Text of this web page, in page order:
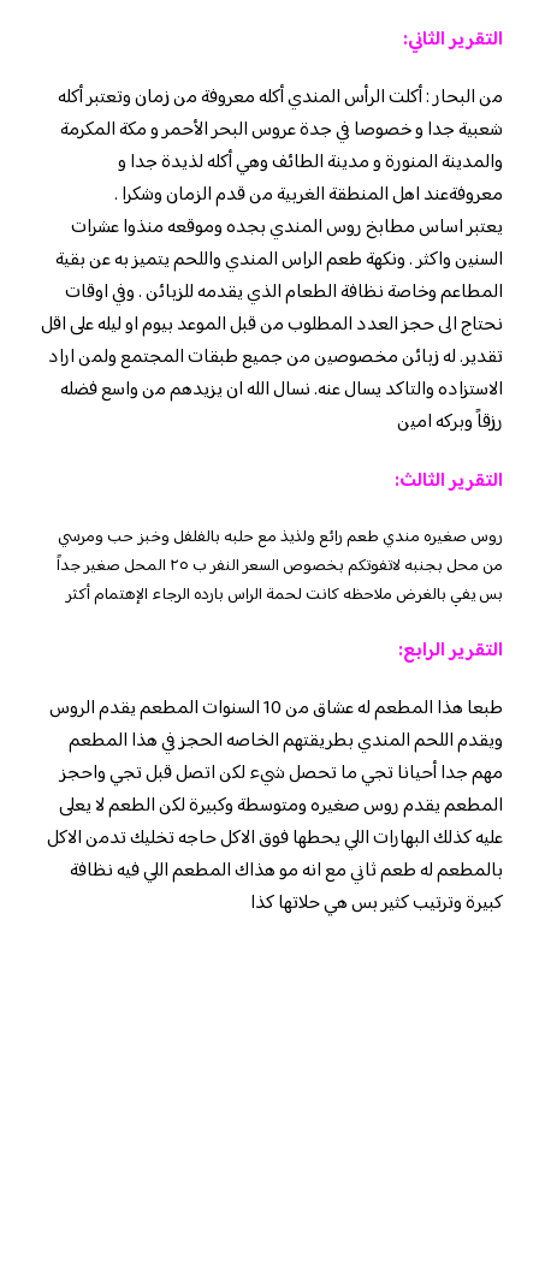
التقرير الثاني:
من البحار : أكلت الرأس المندي أكله معروفة من زمان وتعتبر أكله
شعبية جدا و خصوصا في جدة عروس البحر الأحمر و مكة المكرمة
والمدينة المنورة و مدينة الطائف وهي أكله لذيدة جدا و
معروفةعند اهل المنطقة الغربية من قدم الزمان وشكرا .
يعتبر اساس مطابخ روس المندي بجده وموقعه منذوا عشرات
السنين واكثر . ونكهة طعم الراس المندي واللحم يتميز به عن بقية
المطاعم وخاصة نظافة الطعام الذي يقدمه للزبائن . وفي اوقات
نحتاج الى حجز العدد المطلوب من قبل الموعد بيوم او ليله على اقل
تقدير. له زبائن مخصوصين من جميع طبقات المجتمع ولمن اراد
الاستزاده والتاكد يسال عنه. نسال الله ان يزيدهم من واسع فضله
رزقاً وبركه امين
التقرير الثالث:
روس صغيره مندي طعم رائع ولذيذ مع حلبه بالفلفل وخبز حب ومرسي
من محل بجنبه لاتفوتكم بخصوص السعر النفر ب ٢٥ المحل صغير جداً
بس يفي بالغرض ملاحظه كانت لحمة الراس بارده الرجاء الإهتمام أكثر
التقرير الرابع:
طبعا هذا المطعم له عشاق من 10 السنوات المطعم يقدم الروس
ويقدم اللحم المندي بطريقتهم الخاصه الحجز في هذا المطعم
مهم جدا أحيانا تجي ما تحصل شيء لكن اتصل قبل تجي واحجز
المطعم يقدم روس صغيره ومتوسطة وكبيرة لكن الطعم لا يعلى
عليه كذلك البهارات اللي يحطها فوق الاكل حاجه تخليك تدمن الاكل
بالمطعم له طعم ثاني مع انه مو هذاك المطعم اللي فيه نظافة
كبيرة وترتيب كثير بس هي حلاتها كذا